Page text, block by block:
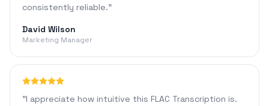
consistently reliable."
David Wilson
Marketing Manager
"I appreciate how intuitive this FLAC Transcription is.